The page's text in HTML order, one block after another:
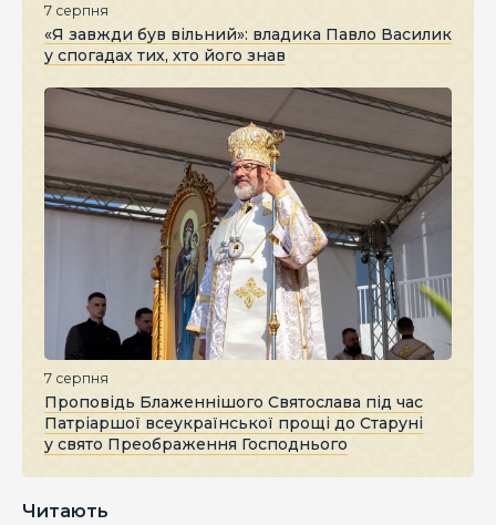
7 серпня
«Я завжди був вільний»: владика Павло Василик
у спогадах тих, хто його знав
7 серпня
Проповідь Блаженнішого Святослава під час
Патріаршої всеукраїнської прощі до Старуні
у свято Преображення Господнього
Читають